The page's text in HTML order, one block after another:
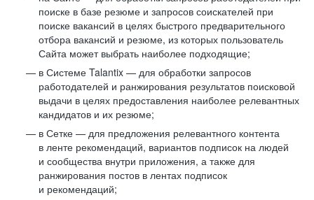
поиске в базе резюме и запросов соискателей при
поиске вакансий в целях быстрого предварительного
отбора вакансий и резюме, из которых пользователь
Сайта может выбрать наиболее подходящие;
в Системе Talantix — для обработки запросов
работодателей и ранжирования результатов поисковой
выдачи в целях предоставления наиболее релевантных
кандидатов и их резюме;
в Сетке — для предложения релевантного контента
в ленте рекомендаций, вариантов подписок на людей
и сообщества внутри приложения, а также для
ранжирования постов в лентах подписок
и рекомендаций;